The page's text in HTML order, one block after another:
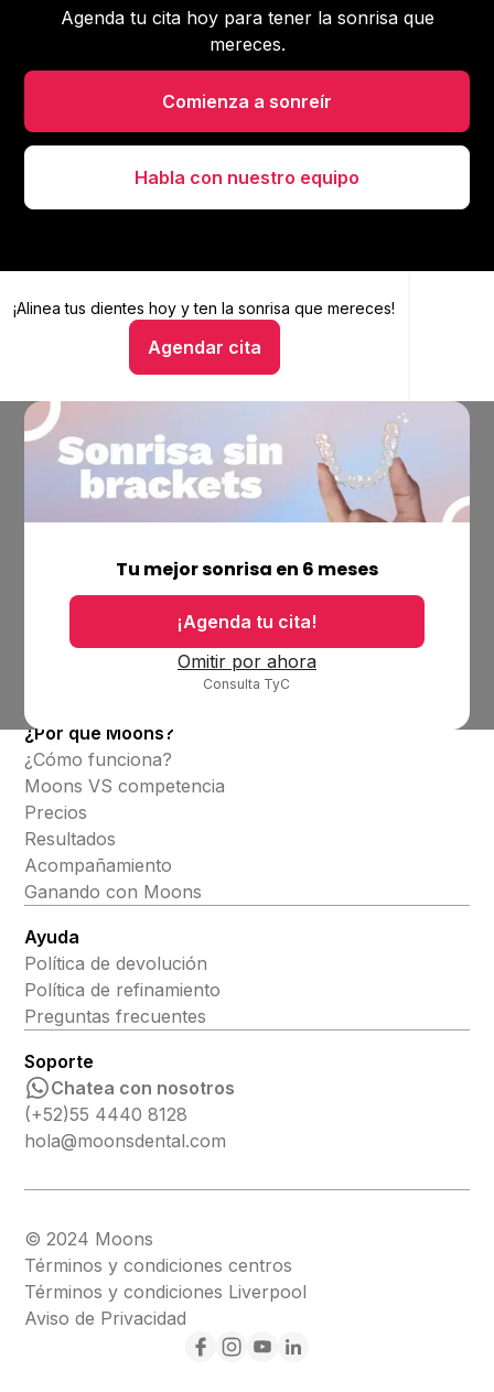
Agenda tu cita hoy para tener la sonrisa que
mereces.
Comienza a sonreír
Habla con nuestro equipo
¡Alinea tus dientes hoy yten la sonrisa que mereces!
Agendar cita
Alinea tus dientes hoy y ten la sonrisa que mereces
Hablar con un asesor
Tu mejor sonrisa en 6 meses
¡Agenda tu cita!
Omitir por ahora
Consulta TyC
Ubicaciones
Bolsa de trabajo
¿Por qué Moons?
¿Cómo funciona?
Moons VS competencia
Precios
Resultados
Acompañamiento
Ganando con Moons
Ayuda
Política de devolución
Política de refinamiento
Preguntas frecuentes
Soporte
Chatea con nosotros
(+52)55 4440 8128
hola@moonsdental.com
© 2024 Moons
Términos y condiciones centros
Términos y condiciones Liverpool
Aviso de Privacidad